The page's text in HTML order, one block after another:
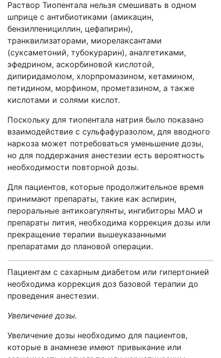
Раствор Тиопентала нельзя смешивать в одном
шприце с антибиотиками (амикацин,
бензилпенициллин, цефапирин),
транквилизаторами, миорелаксантами
(суксаметоний, тубокурарин), аналгетиками,
эфедрином, аскорбиновой кислотой,
дипиридамолом, хлорпромазином, кетамином,
петидином, морфином, прометазином, а также
кислотами и солями кислот.
Поскольку для тиопентала натрия было показано
взаимодействие с сульфафуразолом, для вводного
наркоза может потребоваться уменьшение дозы,
но для поддержания анестезии есть вероятность
необходимости повторной дозы.
Для пациентов, которые продолжительное время
принимают препараты, такие как аспирин,
пероральные антикоагулянты, ингибиторы МАО и
препараты лития, необходима коррекция дозы или
прекращение терапии вышеуказанными
препаратами до плановой операции.
Пациентам с сахарным диабетом или гипертонией
необходима коррекция доз базовой терапии до
проведения анестезии.
Увеличение дозы.
Увеличение дозы необходимо для пациентов,
которые в анамнезе имеют привыкание или